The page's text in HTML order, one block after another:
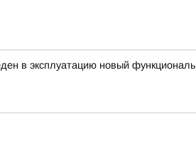
в эксплуатацию новый